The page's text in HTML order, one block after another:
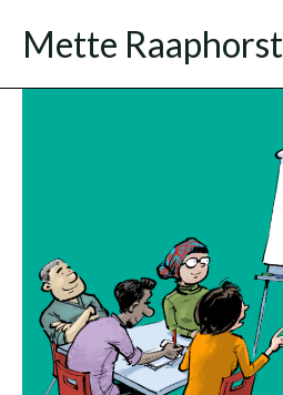
naar
inhoud
Mette Raaphorst